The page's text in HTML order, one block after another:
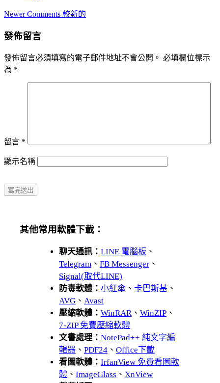
Comment
Newer Comments 較新的
發佈留言
發佈留言必須填寫的電子郵件地址不會公開。 必填欄位標示
為 *
留言 *
顯示名稱
其他常用軟體下載：
聊天通訊： LINE 電腦板 、
Telegram 、 FB Messenger 、
Signal(取代LINE)
防毒軟體： 小紅傘 、 卡巴斯基 、
AVG 、 Avast
壓縮軟體： WinRAR、 WinZIP 、
7-ZIP 免費壓縮軟體
文書處理： NotePad++ 純文字編
輯器 、 PDF24 、 Office下載
看圖軟體： IrfanView 免費看圖軟
體 、 ImageGlass 、 XnView